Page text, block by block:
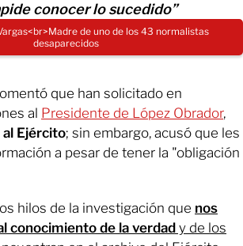
conocer lo sucedido”
de uno de los 43 normalistas
desaparecidos
que han solicitado en
al Presidente de López Obrador,
Ejército; sin embargo, acusó que les
a pesar de tener la "obligación
hilos de la investigación que nos
conocimiento de la verdad y de los